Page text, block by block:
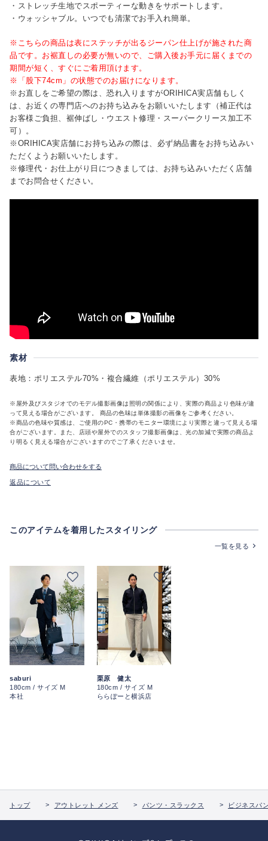
・ストレッチ生地でスポーティーな動きをサポートします。
・ウォッシャブル。いつでも清潔でお手入れ簡単。
※こちらの商品は表にステッチが出るジーパン仕上げが施された商
品です。お裾直しの必要が無いので、ご購入後お手元に届くまでの
期間が短く、すぐにご着用頂けます。
※「股下74cm」の状態でのお届けになります。
※お直しをご希望の際は、恐れ入りますがORIHICA実店舗もしく
は、お近くの専門店へのお持ち込みをお願いいたします（補正代は
お客様ご負担、裾伸ばし・ウエスト修理・スーパークリース加工不
可）。
※ORIHICA実店舗にお持ち込みの際は、必ず納品書をお持ち込みい
ただくようお願いいたします。
※修理代・お仕上がり日につきましては、お持ち込みいただく店舗
までお問合せください。
素材
表地：ポリエステル70%・複合繊維（ポリエステル）30%
※屋外及びスタジオでのモデル撮影画像は照明の関係により、実際の商品より色味が違
って見える場合がございます。 商品の色味は単体撮影の画像をご参考ください。
※商品の色味や質感は、ご使用のPC・携帯のモニター環境により実際と違って見える場
合がございます。また、店頭や屋外でのスタッフ撮影画像は、光の加減で実際の商品よ
り明るく見える場合がございますのでご了承くださいませ。
商品について問い合わせをする
返品について
このアイテムを着用したスタイリング
一覧を見る
saburi
180cm / サイズ M
本社
栗原 健太
180cm / サイズ M
ららぽーと横浜店
トップ アウトレット メンズ パンツ・スラックス ビジネスパ